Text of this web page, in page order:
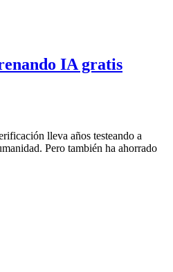
IA gratis
lleva años testeando a
Pero también ha ahorrado